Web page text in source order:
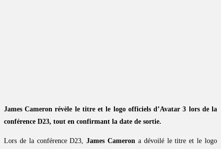
James Cameron révèle le titre et le logo officiels d’Avatar 3 lors de la
conférence D23, tout en confirmant la date de sortie.
Lors de la conférence D23,James Cameron a dévoilé le titre et le logo